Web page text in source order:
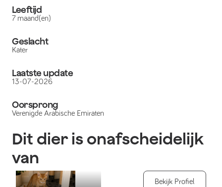
Leeftijd
7 maand(en)
Geslacht
Kater
Laatste update
13-07-2026
Oorsprong
Verenigde Arabische Emiraten
Dit dier is onafscheidelijk
van
Bekijk Profiel